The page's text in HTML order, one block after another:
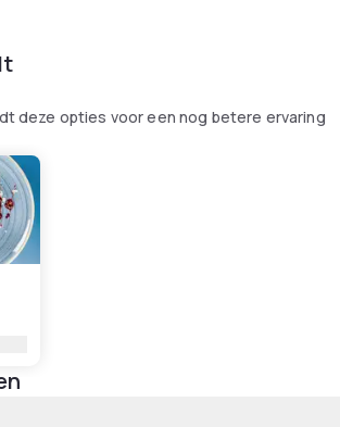
deze opties voor een nog betere ervaring